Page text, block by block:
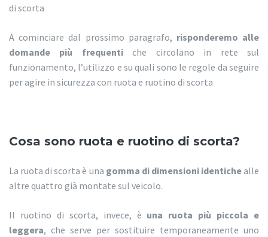
di scorta
A cominciare dal prossimo paragrafo, risponderemo alle
domande più frequentiche circolano in rete sul
funzionamento, l’utilizzo e su quali sono le regole da seguire
per agire in sicurezza con ruota e ruotino di scorta
Cosa sono ruota e ruotino di scorta?
La ruota di scorta è una gomma di dimensioni identichealle
altre quattro già montate sul veicolo.
Il ruotino di scorta, invece, è una ruota più piccola e
leggera, che serve per sostituire temporaneamente uno